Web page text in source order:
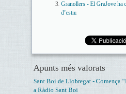
Granollers - El GraJove ha
d’estiu
Apunts més valorats
Sant Boi de Llobregat - Comença
a Ràdio Sant Boi